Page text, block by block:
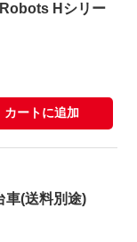
Hシリー
カートに追加
車(送料別途)